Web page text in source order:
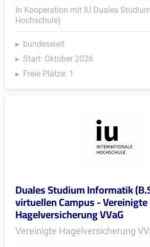
In Kooperation mit IU Duales
Hochschule)
bundesweit
Start: Oktober 2026
Freie Plätze: 1
Duales Studium Informatik
virtuellen Campus - Vereinigte
Hagelversicherung VVaG
Vereinigte Hagelversicherung